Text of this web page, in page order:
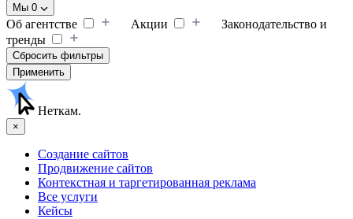
Мы 0
Об агентстве Акции
Законодательство и
тренды
Сбросить фильтры
Применить
Неткам.
×
Создание сайтов
Продвижение сайтов
Контекстная и таргетированная реклама
Все услуги
Кейсы